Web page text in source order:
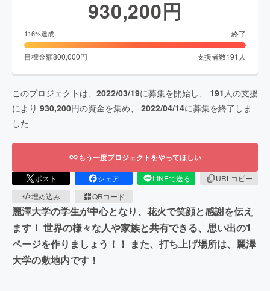
930,200円
116%達成 終了
目標金額800,000円 支援者数191 人
このプロジェクトは、 2022/03/19に募集を開始し、 191 人の支援
により 930,200円の資金を集め、 2022/04/14に募集を終了しま
した
もう一度プロジェクトをやってほしい
ポスト シェア LINEで送る
URLコピー
埋め込み
QRコード
麗澤大学の学生が中心となり、花火で笑顔と感謝を伝え
ます！ 世界の様々な人や家族と共有できる、思い出の1
ページを作りましょう！！ また、打ち上げ場所は、麗澤
大学の敷地内です！